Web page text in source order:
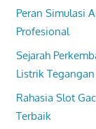
Peran Simulasi
Profesional
Sejarah
Listrik
Rahasia Slot
Terbaik